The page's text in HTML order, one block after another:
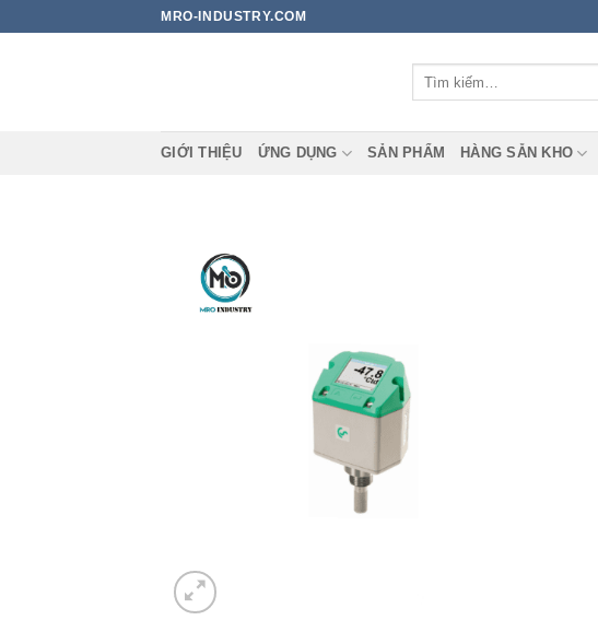
MRO-INDUSTRY.COM
GIỚI THIỆU ỨNG DỤNG SẢN PHẨM HÀNG SẴN KHO